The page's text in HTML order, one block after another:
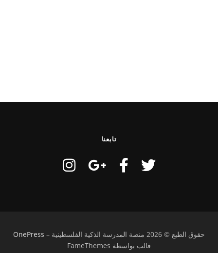
تابعنا
حقوق الطبع © 2026 منصة المدرسة الذكية الفلسطينية –
OnePress
قالب بواسطة FameThemes